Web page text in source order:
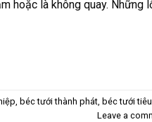
hoặc là không quay. Những
, béc tưới thành phát, béc tưới tiêu
Leave a